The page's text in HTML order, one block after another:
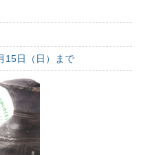
15日（日）まで